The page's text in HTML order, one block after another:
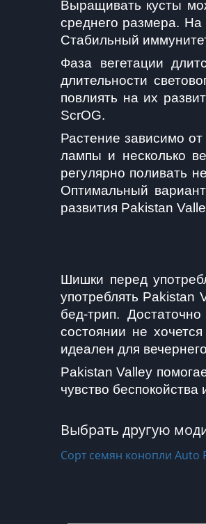
Выращивать кусты
среднего размера.
Стабильный
Фаза вегетации
длительности
повлиять на их
ScrOG.
Растение зависимо
лампы и несколько
регулярно поливать
Оптимальный
развития Pakistan
Шишки перед
употреблять Pakistan
бед-трип.
состоянии не
идеален для
Pakistan Valley
чувство беспокойства
Выбрать другую
Сорт семян конопли Auto